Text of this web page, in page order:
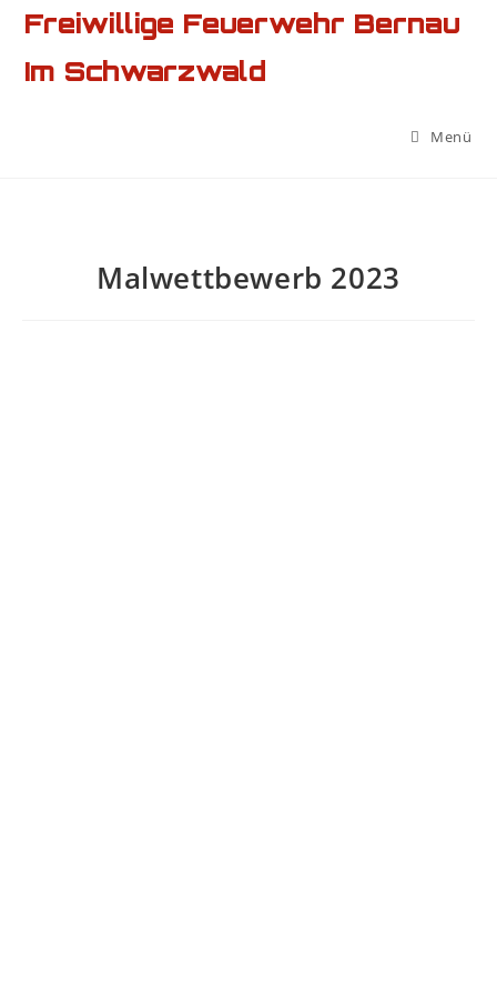
Freiwillige Feuerwehr Bernau
Im Schwarzwald
Menü
Malwettbewerb 2023